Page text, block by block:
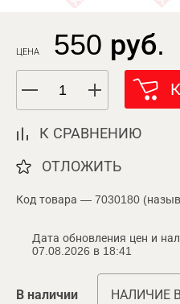
ЦЕНА 550 руб.
К СРАВНЕНИЮ
ОТЛОЖИТЬ
Код товара — 7030180
Дата обновления цен и
07.08.2026 в 18:41
В наличии НАЛИЧИЕ